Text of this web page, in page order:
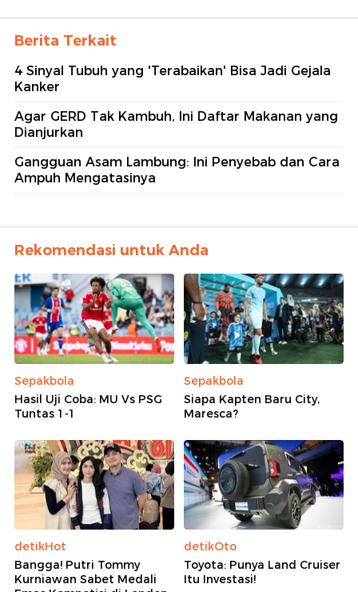
Berita Terkait
4 Sinyal Tubuh yang 'Terabaikan' Bisa Jadi Gejala
Kanker
Agar GERD Tak Kambuh, Ini Daftar Makanan yang
Dianjurkan
Gangguan Asam Lambung: Ini Penyebab dan Cara
Ampuh Mengatasinya
Rekomendasi untuk Anda
Sepakbola
Hasil Uji Coba: MU Vs PSG
Tuntas 1-1
Sepakbola
Siapa Kapten Baru City,
Maresca?
detikHot
Bangga! Putri Tommy
Kurniawan Sabet Medali
detikOto
Toyota: Punya Land Cruiser
Itu Investasi!